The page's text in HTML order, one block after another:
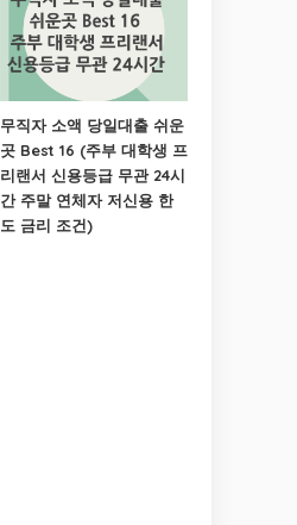
무직자 소액 당일대출 쉬운
곳 Best 16 (주부 대학생 프
리랜서 신용등급 무관 24시
간 주말 연체자 저신용 한
도 금리 조건)